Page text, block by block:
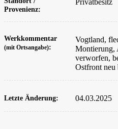
Provenienz:
Privatbesitz
Werkkommentar
(mit Ortsangabe):
Vogtland,
Montierung,
verworfen,
Ostfront neu
Letzte Änderung: 04.03.2025